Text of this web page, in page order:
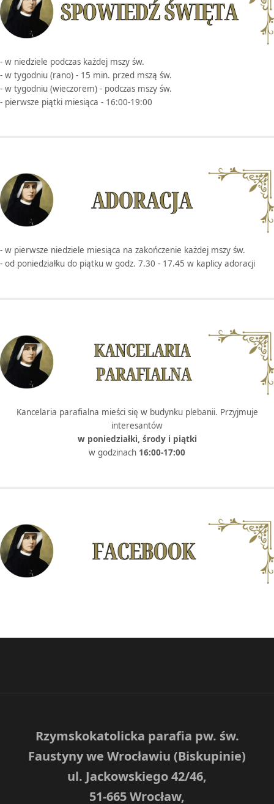
- w niedziele podczas każdej mszy św.
- w tygodniu (rano) - 15 min. przed mszą św.
- w tygodniu (wieczorem) - podczas mszy św.
- pierwsze piątki miesiąca - 16:00-19:00
- w pierwsze niedziele miesiąca na zakończenie każdej mszy św.
- od poniedziałku do piątku w godz. 7.30 - 17.45 w kaplicy adoracji
Kancelaria parafialna mieści się w budynku plebanii. Przyjmuje
interesantów
w poniedziałki, środy i piątki
w godzinach 16:00-17:00
Rzymskokatolicka parafia pw. św.
Faustyny we Wrocławiu (Biskupinie)
ul. Jackowskiego 42/46,
51-665 Wrocław,